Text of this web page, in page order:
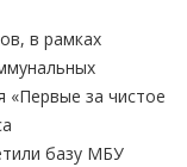
в рамках
«Первые за чистое
базу МБУ